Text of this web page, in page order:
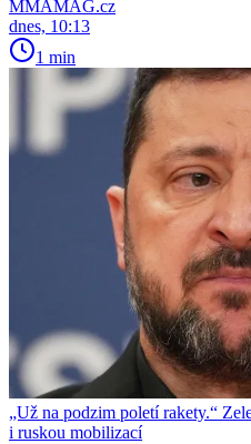
MMAMAG.cz
dnes, 10:13
1 min
„Už na podzim poletí rakety.“
i ruskou mobilizací